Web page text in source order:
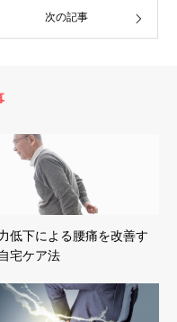
次の記事
低下による腰痛を改善す
宅ケア法